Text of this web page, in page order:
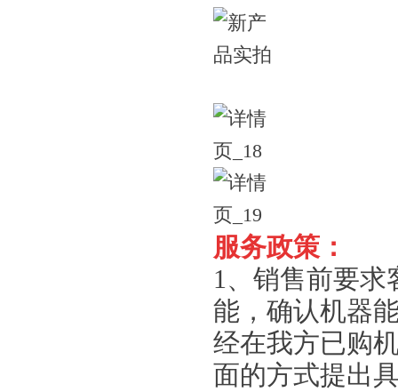
服务政策：
1、销售前要求
能，确认机器
经在我方已购
面的方式提出